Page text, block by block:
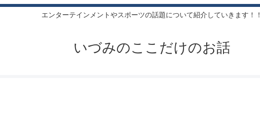
エンターテインメントやスポーツの話題について紹介していきます！！
いづみのここだけのお話